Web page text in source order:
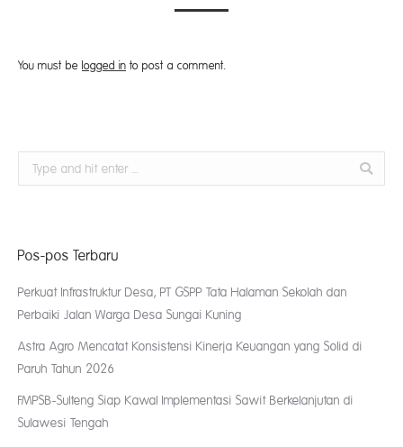
You must be logged in to post a comment.
Search:
Pos-pos Terbaru
Perkuat Infrastruktur Desa, PT GSPP Tata Halaman Sekolah dan
Perbaiki Jalan Warga Desa Sungai Kuning
Astra Agro Mencatat Konsistensi Kinerja Keuangan yang Solid di
Paruh Tahun 2026
FMPSB-Sulteng Siap Kawal Implementasi Sawit Berkelanjutan di
Sulawesi Tengah